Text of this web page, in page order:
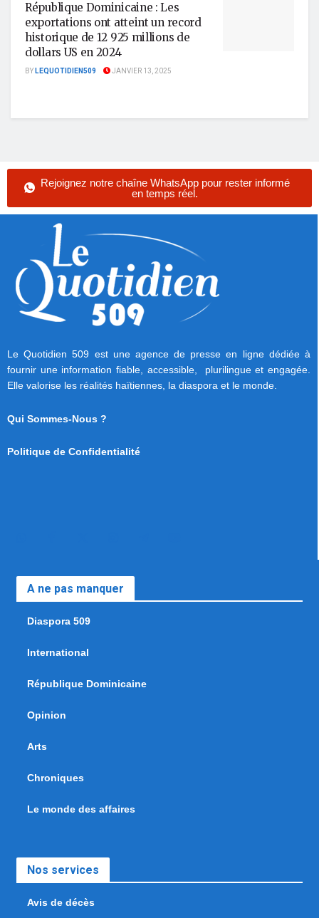
République Dominicaine : Les
exportations ont atteint un record
historique de 12 925 millions de
dollars US en 2024
BYLEQUOTIDIEN509 JANVIER 13, 2025
Rejoignez notre chaîne WhatsApp pour rester informé
en temps réel.
Le Quotidien 509 est une agence de presse en ligne dédiée à
fournir une information fiable, accessible, plurilingue et engagée.
Elle valorise les réalités haïtiennes, la diaspora et le monde.
Qui Sommes-Nous ?
Politique de Confidentialité
A ne pas manquer
Diaspora 509
International
République Dominicaine
Opinion
Arts
Chroniques
Le monde des affaires
Nos services
Avis de décès